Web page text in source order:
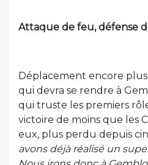
Attaque de feu, défense
Déplacement encore
qui devra se rendre à
qui truste les premiers
victoire de moins que les
eux, plus perdu depuis
avons déjà réalisé un